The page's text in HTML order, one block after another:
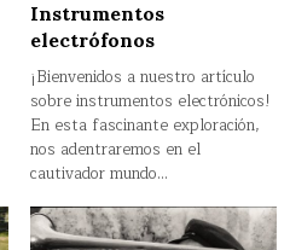
Instrumentos
electrófonos
¡Bienvenidos a nuestro artículo
sobre instrumentos electrónicos!
En esta fascinante exploración,
nos adentraremos en el
cautivador mundo…